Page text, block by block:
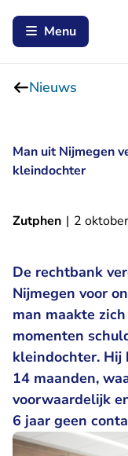
Menu
Nieuws
Man uit Nijmegen
kleindochter
Zutphen | 2
De rechtbank
Nijmegen voor
man maakte
momenten
kleindochter. Hij
14 maanden,
voorwaardelijk
6 jaar geen